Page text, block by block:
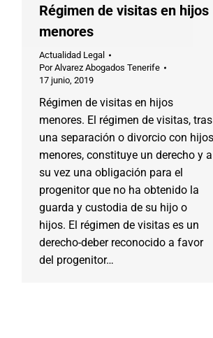
Régimen de visitas en hijos
menores
Actualidad Legal
PorAlvarez Abogados Tenerife
17 junio, 2019
Régimen de visitas en hijos
menores. El régimen de visitas, tras
una separación o divorcio con hijos
menores, constituye un derecho y a
su vez una obligación para el
progenitor que no ha obtenido la
guarda y custodia de su hijo o
hijos. El régimen de visitas es un
derecho-deber reconocido a favor
del progenitor…